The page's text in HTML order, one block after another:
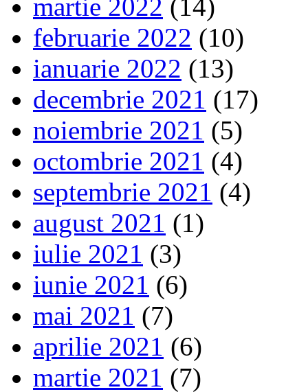
martie 2022 (14)
februarie 2022 (10)
ianuarie 2022 (13)
decembrie 2021 (17)
noiembrie 2021 (5)
octombrie 2021 (4)
septembrie 2021 (4)
august 2021 (1)
iulie 2021 (3)
iunie 2021 (6)
mai 2021 (7)
aprilie 2021 (6)
martie 2021 (7)